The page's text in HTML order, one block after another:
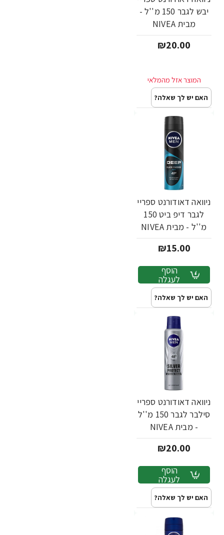
יבש לגבר 150 מ''ל -
מבית NIVEA
₪20.00
האם יש לך שאלה?
ניוואה דאודורנט ספריי
לגבר דיפ ביט 150
מ''ל - מבית NIVEA
₪15.00
הוסף
לעגלה
האם יש לך שאלה?
ניוואה דאודורנט ספריי
סילבר לגבר 150 מ''ל
- מבית NIVEA
₪20.00
הוסף
לעגלה
האם יש לך שאלה?